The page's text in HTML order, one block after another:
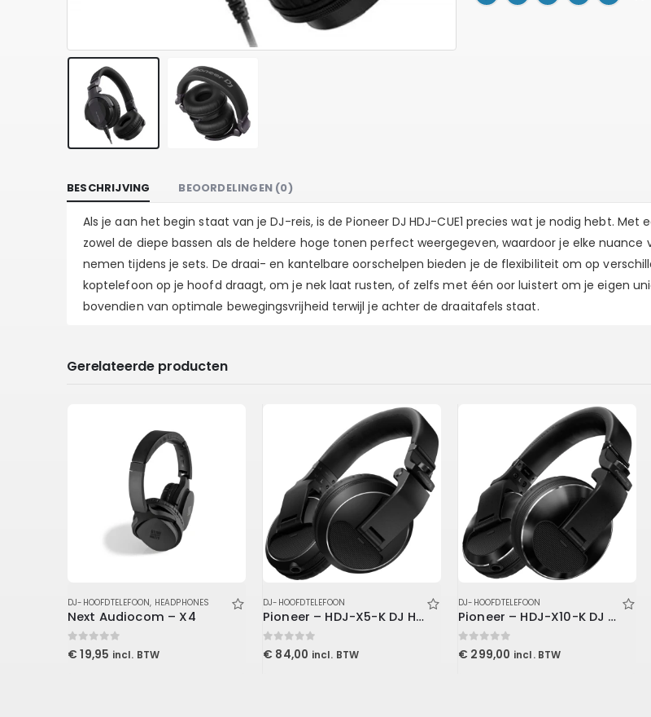
BESCHRIJVING BEOORDELINGEN (0)
Als je aan het begin staat van je DJ-reis, is de Pioneer DJ HDJ-CUE1 precies wat je nodig hebt.
zowel de diepe bassen als de heldere hoge tonen perfect weergegeven, waardoor je elke
nemen tijdens je sets. De draai- en kantelbare oorschelpen bieden je de flexibiliteit om op
koptelefoon op je hoofd draagt, om je nek laat rusten, of zelfs met één oor luistert om je eigen
bovendien van optimale bewegingsvrijheid terwijl je achter de draaitafels staat.
Gerelateerde producten
DJ-HOOFDTELEFOON, HEADPHONES
Next Audiocom – X4
0out of 5
€ 19,95 incl. BTW
DJ-HOOFDTELEFOON
Pioneer – HDJ-X5-K DJ Hoofdtelefoon
0out of 5
€ 84,00 incl. BTW
DJ-HOOFDTELEFOON
Pioneer – HDJ-X10-K DJ Hoofdtelefoon
0out of 5
€ 299,00 incl. BTW